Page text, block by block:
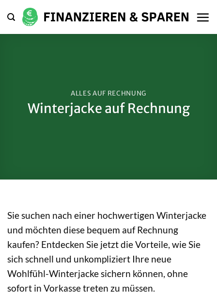
Inhalt
springen
ALLES AUF RECHNUNG
Winterjacke auf Rechnung
Sie suchen nach einer hochwertigen Winterjacke
und möchten diese bequem auf Rechnung
kaufen? Entdecken Sie jetzt die Vorteile, wie Sie
sich schnell und unkompliziert Ihre neue
Wohlfühl-Winterjacke sichern können, ohne
sofort in Vorkasse treten zu müssen.